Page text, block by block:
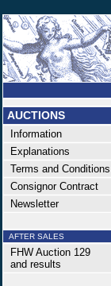
AUCTIONS
Information
Explanations
Terms and Conditions
Consignor Contract
Newsletter
AFTER SALES
FHW Auction 129
and results